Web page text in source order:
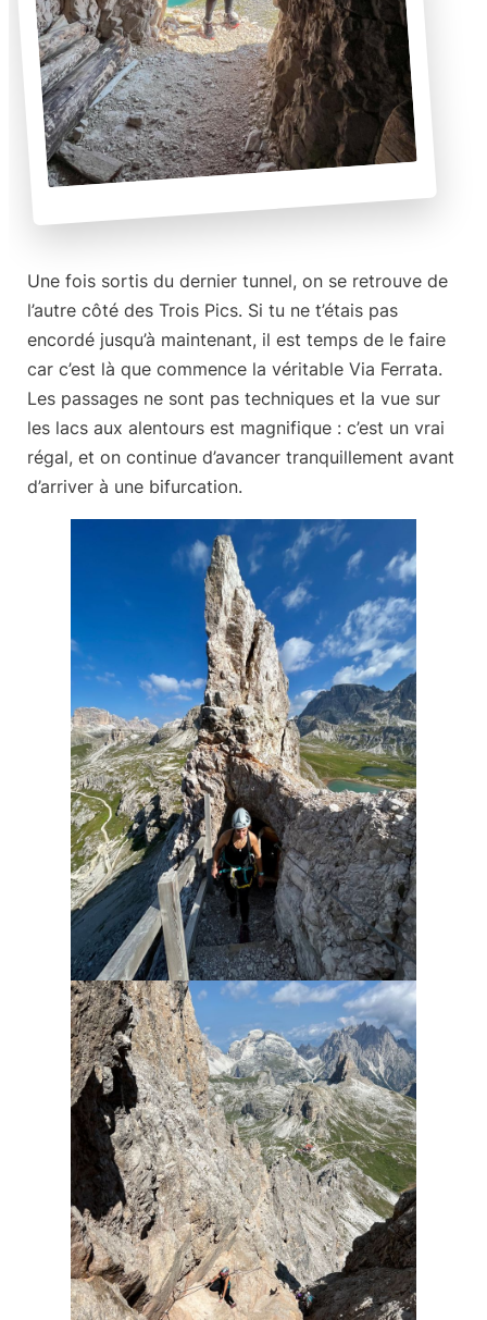
Une fois sortis du dernier tunnel, on se retrouve de
l’autre côté des Trois Pics. Si tu ne t’étais pas
encordé jusqu’à maintenant, il est temps de le faire
car c’est là que commence la véritable Via Ferrata.
Les passages ne sont pas techniques et la vue sur
les lacs aux alentours est magnifique : c’est un vrai
régal, et on continue d’avancer tranquillement avant
d’arriver à une bifurcation.